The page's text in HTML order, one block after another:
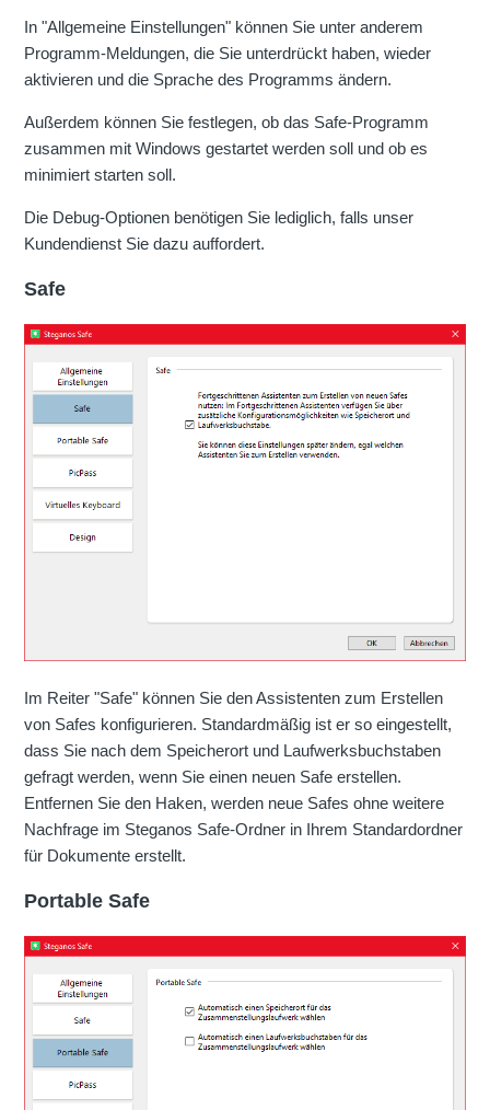
In "Allgemeine Einstellungen" können Sie unter anderem
Programm-Meldungen, die Sie unterdrückt haben, wieder
aktivieren und die Sprache des Programms ändern.
Außerdem können Sie festlegen, ob das Safe-Programm
zusammen mit Windows gestartet werden soll und ob es
minimiert starten soll.
Die Debug-Optionen benötigen Sie lediglich, falls unser
Kundendienst Sie dazu auffordert.
Safe
Im Reiter "Safe" können Sie den Assistenten zum Erstellen
von Safes konfigurieren. Standardmäßig ist er so eingestellt,
dass Sie nach dem Speicherort und Laufwerksbuchstaben
gefragt werden, wenn Sie einen neuen Safe erstellen.
Entfernen Sie den Haken, werden neue Safes ohne weitere
Nachfrage im Steganos Safe-Ordner in Ihrem Standardordner
für Dokumente erstellt.
Portable Safe